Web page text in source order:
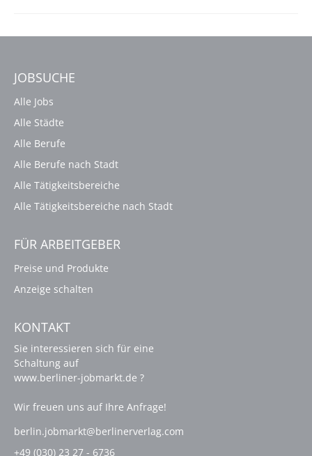
JOBSUCHE
Alle Jobs
Alle Städte
Alle Berufe
Alle Berufe nach Stadt
Alle Tätigkeitsbereiche
Alle Tätigkeitsbereiche nach Stadt
FÜR ARBEITGEBER
Preise und Produkte
Anzeige schalten
KONTAKT
Sie interessieren sich für eine
Schaltung auf
www.berliner-jobmarkt.de ?
Wir freuen uns auf Ihre Anfrage!
berlin.jobmarkt@berlinerverlag.com
+49 (030) 23 27 - 6736